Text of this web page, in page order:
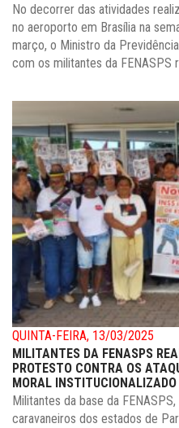
No decorrer das atividades
no aeroporto em Brasília na
março, o Ministro da
com os militantes da FENASPS
QUINTA-FEIRA, 13/03/2025
MILITANTES DA FENASPS
PROTESTO CONTRA OS
MORAL INSTITUCIONALIZADO
Militantes da base da
caravaneiros dos estados de